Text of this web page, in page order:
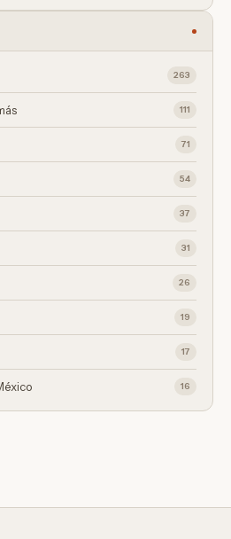
263
111
71
54
37
31
26
19
17
16